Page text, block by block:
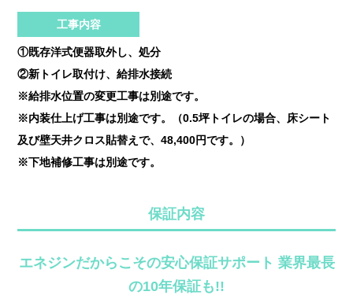
工事内容
①既存洋式便器取外し、処分
②新トイレ取付け、給排水接続
※給排水位置の変更工事は別途です。
※内装仕上げ工事は別途です。（0.5坪トイレの場合、床シート
及び壁天井クロス貼替えで、48,400円です。）
※下地補修工事は別途です。
保証内容
エネジンだからこその安心保証サポート 業界最長
の10年保証も!!